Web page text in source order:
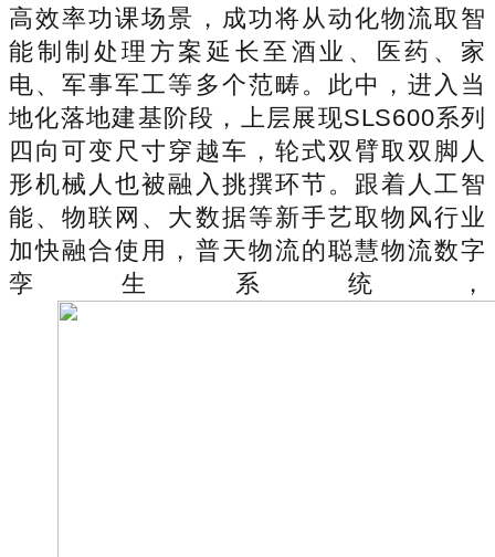
高效率功课场景，成功将从动化物流取智
能制制处理方案延长至酒业、医药、家
电、军事军工等多个范畴。此中，进入当
地化落地建基阶段，上层展现SLS600系列
四向可变尺寸穿越车，轮式双臂取双脚人
形机械人也被融入挑撰环节。跟着人工智
能、物联网、大数据等新手艺取物风行业
加快融合使用，普天物流的聪慧物流数字
孪生系统，